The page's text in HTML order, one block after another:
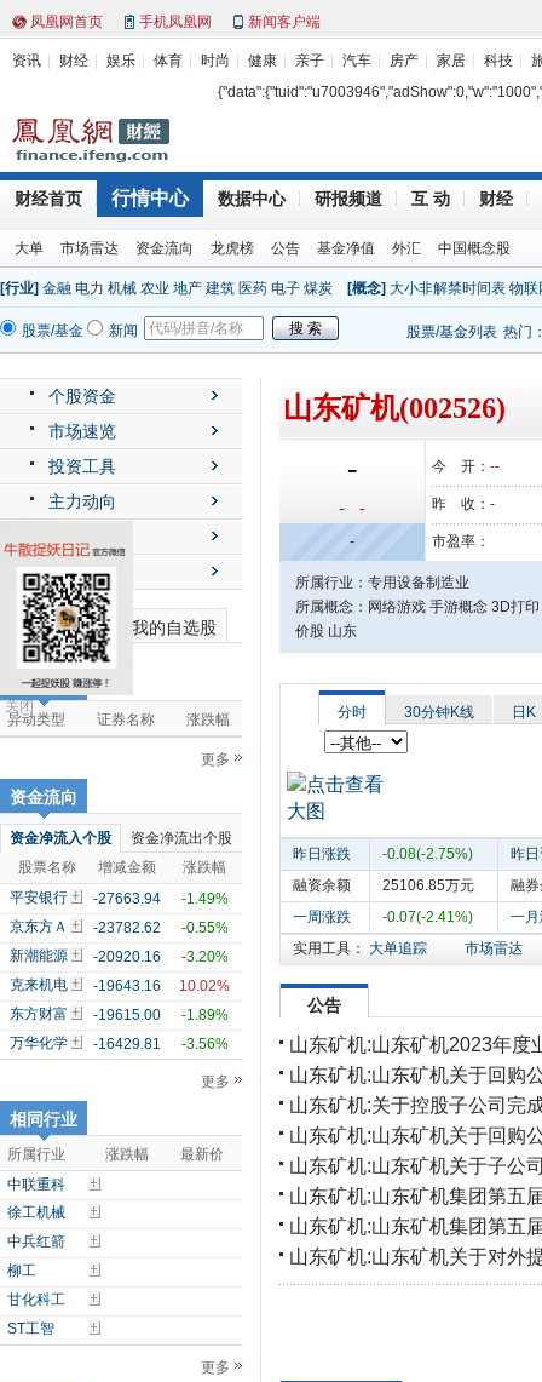
关闭
凤凰网首页 手机凤凰网 新闻客户端
资讯 财经 娱乐 体育 时尚 健康 亲子 汽车 房产 家居 科技
财经首页 行情中心 数据中心 研报频道 互 动 财经
大单 市场雷达 资金流向 龙虎榜 公告 基金净值 外汇 中国概念股
[行业] 金融 电力 机械 农业 地产 建筑 医药 电子 煤炭 [概念] 大小非解禁时间表 物联
股票/基金 新闻 股票/基金列表 热门
个股资金
市场速览
投资工具
主力动向
送配解禁
最近浏览个股 我的自选股
市场雷达
异动类型 证券名称 涨跌幅
更多
资金流向
资金净流入个股
资金净流出个股
股票名称
增减金额
涨跌幅
平安银行
-27663.94
-1.49%
京东方Ａ
-23782.62
-0.55%
新潮能源
-20920.16
-3.20%
克来机电
-19643.16
10.02%
东方财富
-19615.00
-1.89%
万华化学
-16429.81 -3.56%
更多
相同行业
所属行业 涨跌幅
最新价
中联重科
徐工机械
中兵红箭
柳工
甘化科工
ST工智
更多
山东矿机(002526)
-
- -
-
今 开： --
昨 收： -
市盈率：
所属行业：专用设备制造业
所属概念：网络游戏 手游概念 3D打
价股 山东
分时 30分钟K线 日K
昨日涨跌 -0.08(-2.75%)
昨
融资余额
25106.85万元
融
一周涨跌
-0.07(-2.41%)
一
实用工具： 大单追踪 市场雷达
公告
山东矿机:山东矿机2023年度
山东矿机:山东矿机关于回购
山东矿机:关于控股子公司完
山东矿机:山东矿机关于回购
山东矿机:山东矿机关于子公
山东矿机:山东矿机集团第五
山东矿机:山东矿机集团第五
山东矿机:山东矿机关于对外